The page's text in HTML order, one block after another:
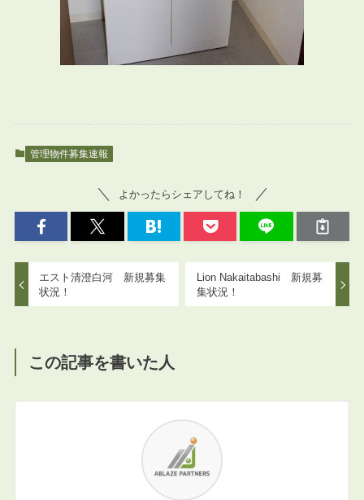
管理物件募集速報
よかったらシェアしてね！
エスト清澄白河 新規募集
状況！
Lion Nakaitabashi 新規募
集状況！
この記事を書いた人